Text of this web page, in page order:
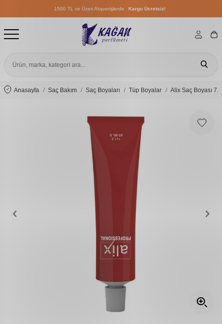
1500 TL ve Üzeri Alışverişlerde Kargo Ücretsiz!
1500 TL ve Üzeri Alışverişlerde
1500 TL ve Üzeri Alışverişlerde
Anasayfa Saç Bakım Saç Boyaları Tüp Boyalar Alix Saç Boyası